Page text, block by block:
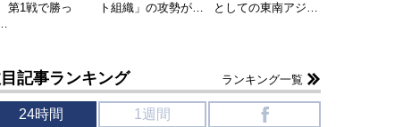
第1戦で勝っ
ト組織」の攻勢が…
としての東南アジ…
記事ランキング ランキング一覧
24時間 1週間